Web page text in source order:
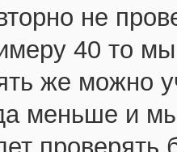
не
40 то
же можно
меньше и